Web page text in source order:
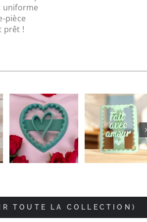
uniforme
pièce
prêt !
TOUTE LA COLLECTION)